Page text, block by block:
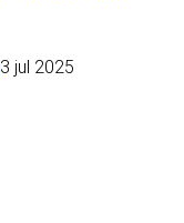
3 jul 2025